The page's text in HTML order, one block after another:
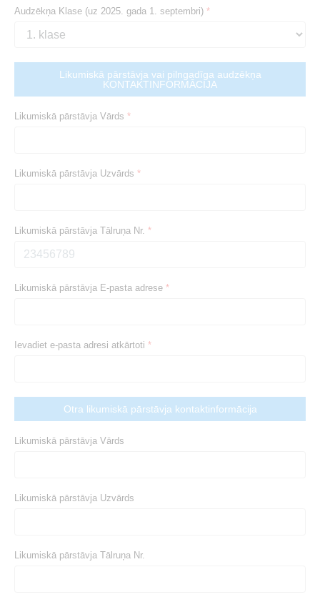
Audzēkņa Klase (uz 2025. gada 1. septembri) *
Likumiskā pārstāvja vai pilngadīga audzēkņa
KONTAKTINFORMĀCIJA
Likumiskā pārstāvja Vārds *
Likumiskā pārstāvja Uzvārds *
Likumiskā pārstāvja Tālruņa Nr. *
Likumiskā pārstāvja E-pasta adrese *
Ievadiet e-pasta adresi atkārtoti *
Otra likumiskā pārstāvja kontaktinformācija
Likumiskā pārstāvja Vārds
Likumiskā pārstāvja Uzvārds
Likumiskā pārstāvja Tālruņa Nr.